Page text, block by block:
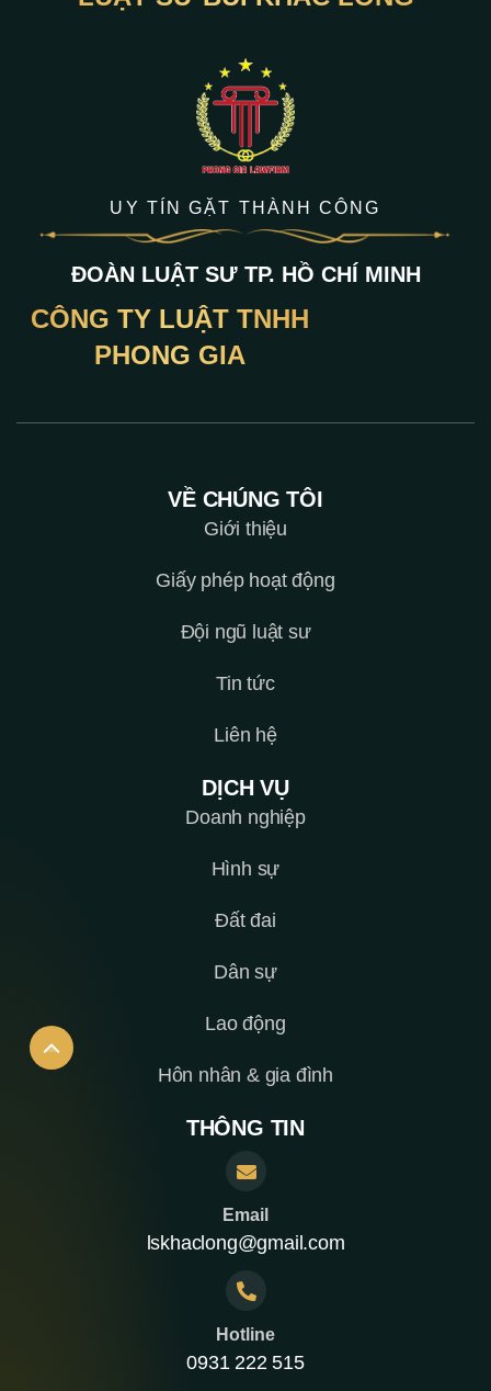
UY TÍN GẶT THÀNH CÔNG
ĐOÀN LUẬT SƯ TP. HỒ CHÍ MINH
CÔNG TY LUẬT TNHH
PHONG GIA
VỀ CHÚNG TÔI
Giới thiệu
Giấy phép hoạt động
Đội ngũ luật sư
Tin tức
Liên hệ
DỊCH VỤ
Doanh nghiệp
Hình sự
Đất đai
Dân sự
Lao động
Hôn nhân & gia đình
THÔNG TIN
Email
lskhaclong@gmail.com
Hotline
0931 222 515